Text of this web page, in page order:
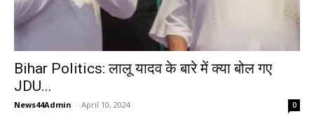
Bihar Politics: लालू यादव के बारे में क्या बोल गए
JDU...
News44Admin - April 10, 2024 0